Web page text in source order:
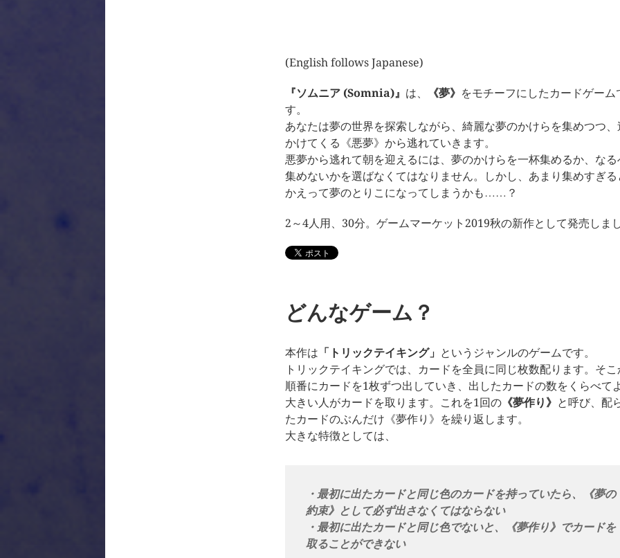
(English follows Japanese)
『ソムニア (Somnia)』 は、 《夢》 をモチーフにしたカードゲーム
す。
あなたは夢の世界を探索しながら、綺麗な夢のかけらを集めつつ、
かけてくる《悪夢》から逃れていきます。
悪夢から逃れて朝を迎えるには、夢のかけらを一杯集めるか、なる
集めないかを選ばなくてはなりません。しかし、あまり集めすぎる
かえって夢のとりこになってしまうかも……？
2～4人用、30分。ゲームマーケット2019秋の新作として発売しま
どんなゲーム？
本作は 「トリックテイキング」 というジャンルのゲームです。
トリックテイキングでは、カードを全員に同じ枚数配ります。そこ
順番にカードを1枚ずつ出していき、出したカードの数をくらべて
大きい人がカードを取ります。これを1回の 《夢作り》 と呼び、配
たカードのぶんだけ《夢作り》を繰り返します。
大きな特徴としては、
・最初に出たカードと同じ色のカードを持っていたら、《夢の
約束》として必ず出さなくてはならない
・最初に出たカードと同じ色でないと、《夢作り》でカードを
取ることができない